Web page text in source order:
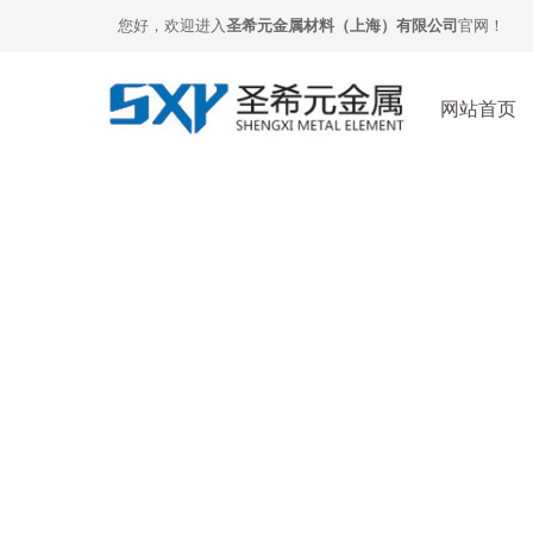
您好，欢迎进入圣希元金属材料（上海）有限公司 官网！
网站首页